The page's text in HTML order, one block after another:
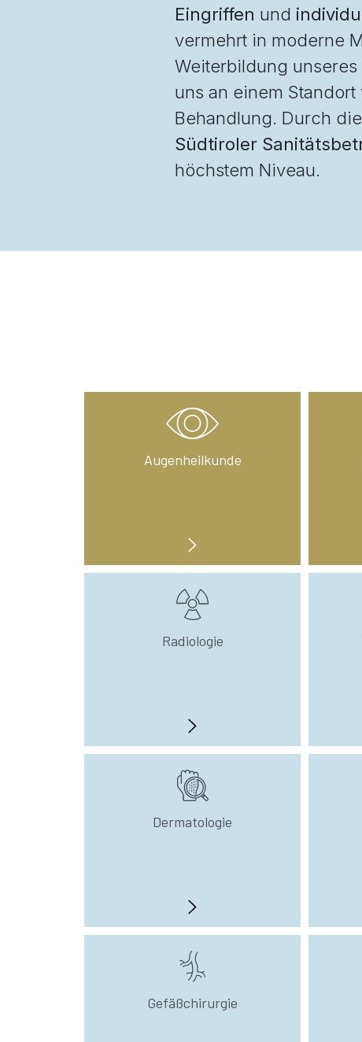
Eingriffen und
vermehrt in moderne
Weiterbildung unseres
uns an einem
Behandlung. Durch die
Südtiroler
höchstem Niveau.
Augenheilkunde
Radiologie
Dermatologie
Gefäßchirurgie